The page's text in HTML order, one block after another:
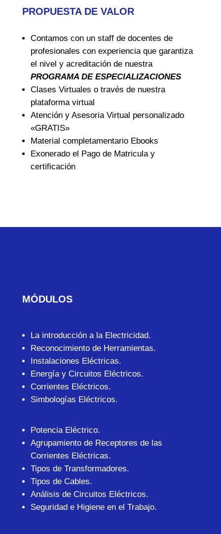
PROPUESTA DE VALOR
Contamos con un staff de docentes de
profesionales con experiencia que garantiza
el nivel y acreditación de nuestra
PROGRAMA DE ESPECIALIZACIONES
Clases Virtuales o través de nuestra
plataforma virtual
Atención y Asesoria Virtual personalizado
«GRATIS»
Material completamentario Ebooks
Exonerado el Pago de Matricula y
certificación
MÓDULOS
La introducción a la Electricidad.
Reconocimiento de Herramientas.
Instalaciones Eléctricas.
Energía y Circuitos Eléctricos.
Corrientes Eléctricos.
Simbologías Eléctricos.
Potencia Eléctrico.
Agrupamiento de Receptores de las
Corrientes Eléctricas.
Tipos de Transformadores.
Tipos de Cables.
Análisis de Circuitos Eléctricos.
Seguridad e Higiene en el Trabajo.